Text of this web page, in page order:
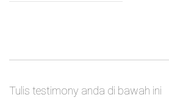
Tulis testimony anda di bawah ini